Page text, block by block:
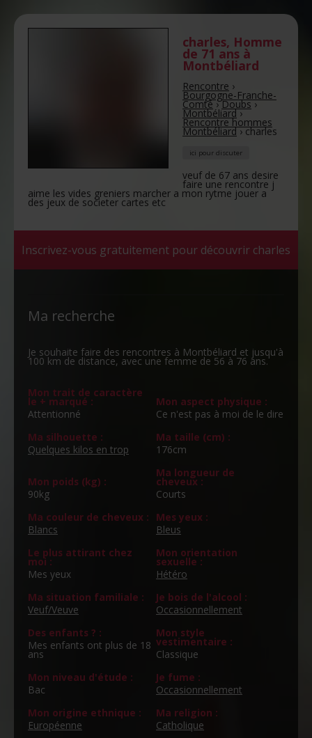
charles, Homme
de 71 ans à
Montbéliard
Rencontre ›
Bourgogne-Franche-
Comté›Doubs›
Montbéliard›
Rencontre hommes
Montbéliard›charles
ici pour discuter
veuf de 67 ans desire
faire une rencontre j
aime les vides greniers marcher a mon rytme jouer a
des jeux de societer cartes etc
Inscrivez-vous gratuitement pour découvrir charles
Ma recherche
Je souhaite faire des rencontres à Montbéliard et jusqu'à
100 km de distance, avec une femme de 56 à 76 ans.
Mon trait de caractère
le + marqué :
Attentionné
Mon aspect physique :
Ce n'est pas à moi de le dire
Ma silhouette :
Quelques kilos en trop
Ma taille (cm) :
176cm
Mon poids (kg) :
90kg
Ma longueur de
cheveux :
Courts
Ma couleur de cheveux :
Blancs
Mes yeux :
Bleus
Le plus attirant chez
moi :
Mes yeux
Mon orientation
sexuelle :
Hétéro
Ma situation familiale :
Veuf/Veuve
Je bois de l'alcool :
Occasionnellement
Des enfants ? :
Mes enfants ont plus de 18
ans
Mon style
vestimentaire :
Classique
Mon niveau d'étude :
Bac
Je fume :
Occasionnellement
Mon origine ethnique :
Européenne
Ma religion :
Catholique